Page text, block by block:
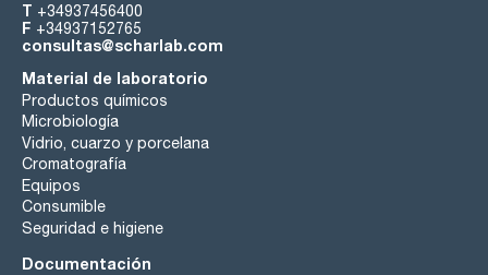
T +34937456400
F +34937152765
consultas@scharlab.com
Material de laboratorio
Productos químicos
Microbiología
Vidrio, cuarzo y porcelana
Cromatografía
Equipos
Consumible
Seguridad e higiene
Documentación